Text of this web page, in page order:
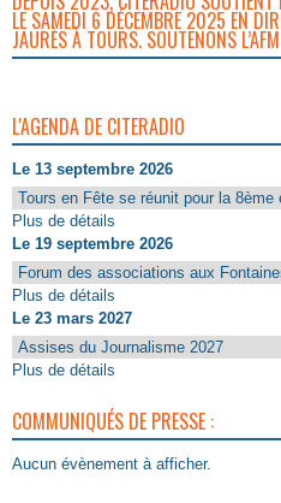
LE SAMEDI 6 DÉCEMBRE 2025 EN
JAURÈS À TOURS. SOUTENONS
L'AGENDA DE CITERADIO
Le 13 septembre 2026
Tours en Fête se réunit pour la 8ème
Plus de détails
Le 19 septembre 2026
Forum des associations aux
Plus de détails
Le 23 mars 2027
Assises du Journalisme 2027
Plus de détails
COMMUNIQUÉS DE PRESSE :
Aucun évènement à afficher.